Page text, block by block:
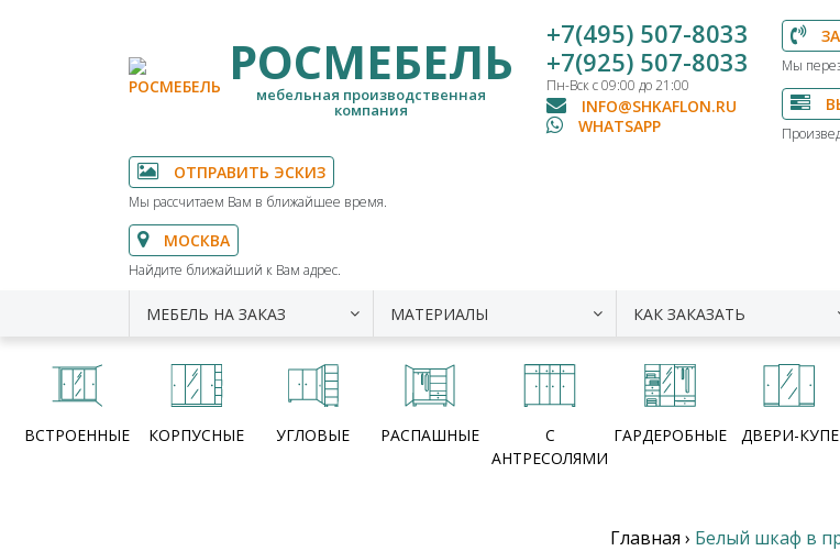
РОСМЕБЕЛЬ
мебельная производственная
компания
+7(495) 507-8033
+7(925) 507-8033
Пн-Вск с 09:00 до 21:00
INFO@SHKAFLON.RU
WHATSAPP
Мы
ОТПРАВИТЬ ЭСКИЗ
Мы рассчитаем Вам в ближайшее время.
МОСКВА
Найдите ближайший к Вам адрес.
МЕБЕЛЬ НА ЗАКАЗ МАТЕРИАЛЫ КАК ЗАКАЗАТЬ
ВСТРОЕННЫЕ КОРПУСНЫЕ УГЛОВЫЕ РАСПАШНЫЕ
С
АНТРЕСОЛЯМИ
ГАРДЕРОБНЫЕ ДВЕРИ-КУПЕ
Главная › Белый шкаф в